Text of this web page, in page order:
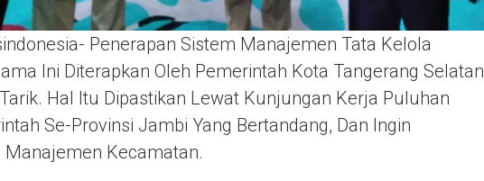
Penerapan Sistem Manajemen Tata Kelola
Ini Diterapkan Oleh Pemerintah Kota Tangerang Selatan
Hal Itu Dipastikan Lewat Kunjungan Kerja Puluhan
Se-Provinsi Jambi Yang Bertandang, Dan Ingin
Kecamatan.